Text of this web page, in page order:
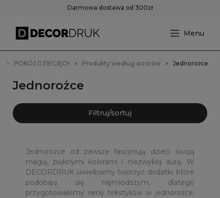
Darmowa dostawa od 300zł
POKÓJ DZIECIĘCY Produkty według wzorów Jednorożce
Jednorożce
Filtruj/sortuj
Jednorożce od zawsze fascynują dzieci swoją
magią, pięknymi kolorami i niezwykłą aurą. W
DECORDRUK uwielbiamy tworzyć dodatki, które
podobają się najmłodszym, dlatego
przygotowaliśmy serię tekstyliów w jednorożce.